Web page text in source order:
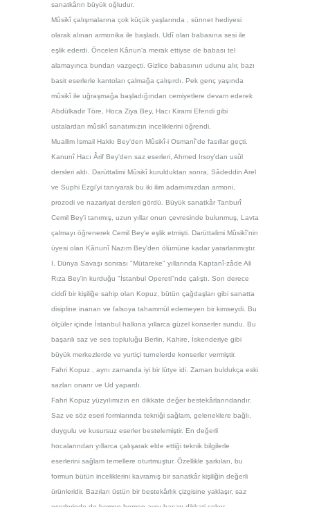
sanatkârın büyük oğludur.
Mûsikî çalışmalarına çok küçük yaşlarında , sünnet hediyesi
olarak alınan armonika ile başladı. Udî olan babasına sesi ile
eşlik ederdi. Önceleri Kânun'a merak ettiyse de babası tel
alamayınca bundan vazgeçti. Gizlice babasının udunu alır, bazı
basit eserlerle kantoları çalmağa çalışırdı. Pek genç yaşında
mûsikî ile uğraşmağa başladığından cemiyetlere devam ederek
Abdülkadir Töre, Hoca Ziya Bey, Hacı Kirami Efendi gibi
ustalardan mûsikî sanatımızın inceliklerini öğrendi.
Muallim İsmail Hakkı Bey'den Mûsikî-i Osmanî'de fasıllar geçti.
Kanunî Hacı Ârif Bey'den saz eserleri, Ahmed Irsoy'dan usûl
dersleri aldı. Darüttalimi Mûsikî kurulduktan sonra, Sâdeddin Arel
ve Suphi Ezgi'yi tanıyarak bu iki ilim adamımızdan armoni,
prozodi ve nazariyat dersleri gördü. Büyük sanatkâr Tanburî
Cemil Bey'i tanımış, uzun yıllar onun çevresinde bulunmuş, Lavta
çalmayı öğrenerek Cemil Bey'e eşlik etmişti. Darüttalimi Mûsikî'nin
üyesi olan Kânunî Nazım Bey'den ölümüne kadar yararlanmıştır.
I. Dünya Savaşı sonrası "Mütareke" yıllarında Kaptanî-zâde Ali
Rıza Bey'in kurduğu "İstanbul Opereti"nde çalıştı. Son derece
ciddî bir kişiliğe sahip olan Kopuz, bütün çağdaşları gibi sanatta
disipline inanan ve falsoya tahammül edemeyen bir kimseydi. Bu
ölçüler içinde İstanbul halkına yıllarca güzel konserler sundu. Bu
başarılı saz ve ses topluluğu Berlin, Kahire, İskenderiye gibi
büyük merkezlerde ve yurtiçi turnelerde konserler vermiştir.
Fahri Kopuz , aynı zamanda iyi bir lütye idi. Zaman buldukça eski
sazları onarır ve Ud yapardı.
Fahri Kopuz yüzyılımızın en dikkate değer bestekârlarındandır.
Saz ve söz eseri formlarında tekniği sağlam, geleneklere bağlı,
duygulu ve kusursuz eserler bestelemiştir. En değerli
hocalarından yıllarca çalışarak elde ettiği teknik bilgilerle
eserlerini sağlam temellere oturtmuştur. Özellikle şarkıları, bu
formun bütün inceliklerini kavramış bir sanatkâr kişiliğin değerli
ürünleridir. Bazıları üstün bir bestekârlık çizgisine yaklaşır, saz